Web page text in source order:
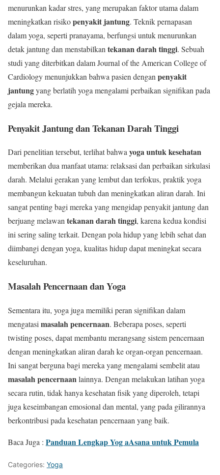
menurunkan kadar stres, yang merupakan faktor utama dalam
meningkatkan risikopenyakit jantung. Teknik pernapasan
dalam yoga, seperti pranayama, berfungsi untuk menurunkan
detak jantung dan menstabilkan tekanan darah tinggi. Sebuah
studi yang diterbitkan dalam Journal of the American College of
Cardiology menunjukkan bahwa pasien dengan penyakit
jantungyang berlatih yoga mengalami perbaikan signifikan pada
gejala mereka.
Penyakit Jantung dan Tekanan Darah Tinggi
Dari penelitian tersebut, terlihat bahwayoga untuk kesehatan
memberikan dua manfaat utama: relaksasi dan perbaikan sirkulasi
darah. Melalui gerakan yang lembut dan terfokus, praktik yoga
membangun kekuatan tubuh dan meningkatkan aliran darah. Ini
sangat penting bagi mereka yang mengidap penyakit jantung dan
berjuang melawantekanan darah tinggi, karena kedua kondisi
ini sering saling terkait. Dengan pola hidup yang lebih sehat dan
diimbangi dengan yoga, kualitas hidup dapat meningkat secara
keseluruhan.
Masalah Pencernaan dan Yoga
Sementara itu, yoga juga memiliki peran signifikan dalam
mengatasi masalah pencernaan. Beberapa poses, seperti
twisting poses, dapat membantu merangsang sistem pencernaan
dengan meningkatkan aliran darah ke organ-organ pencernaan.
Ini sangat berguna bagi mereka yang mengalami sembelit atau
masalah pencernaanlainnya. Dengan melakukan latihan yoga
secara rutin, tidak hanya kesehatan fisik yang diperoleh, tetapi
juga keseimbangan emosional dan mental, yang pada gilirannya
berkontribusi pada kesehatan pencernaan yang baik.
Baca Juga : Panduan Lengkap Yog aAsana untuk Pemula
Categories: Yoga